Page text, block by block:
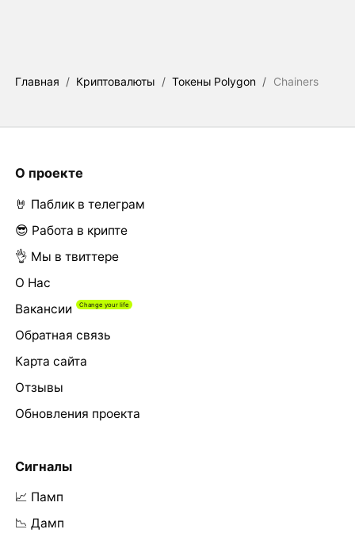
Главная / Криптовалюты / Токены Polygon / Chainers
О проекте
🤘 Паблик в телеграм
😎 Работа в крипте
👌 Мы в твиттере
О Нас
Вакансии
Обратная связь
Карта сайта
Отзывы
Обновления проекта
Сигналы
📈 Памп
📉 Дамп